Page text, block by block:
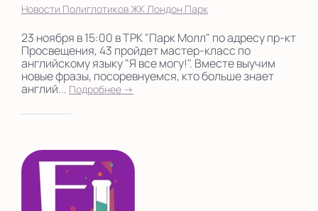
Новости Полиглотиков ЖК Лондон Парк
23 ноября в 15:00 в ТРК "Парк Молл" по адресу пр-кт
Просвещения, 43 пройдет мастер-класс по
английскому языку "Я все могу!". Вместе выучим
новые фразы, посоревнуемся, кто больше знает
англий... Подробнее →